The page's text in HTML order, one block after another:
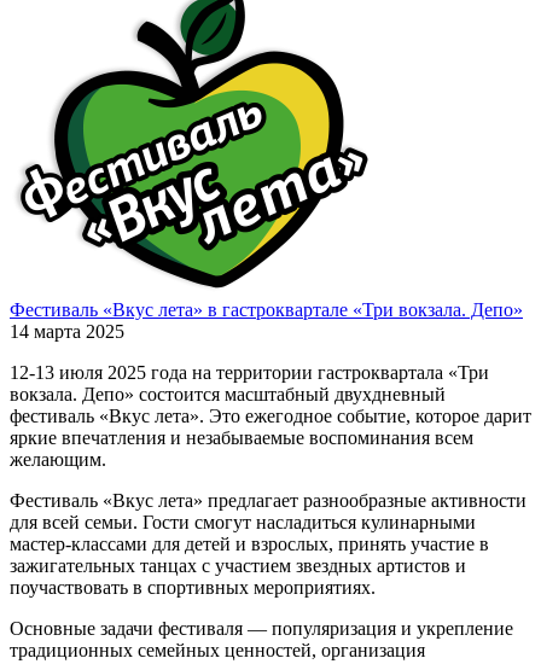
Фестиваль «Вкус лета» в гастроквартале «Три вокзала. Депо»
14 марта 2025
12-13 июля 2025 года на территории гастроквартала «Три
вокзала. Депо» состоится масштабный двухдневный
фестиваль «Вкус лета». Это ежегодное событие, которое дарит
яркие впечатления и незабываемые воспоминания всем
желающим.
Фестиваль «Вкус лета» предлагает разнообразные активности
для всей семьи. Гости смогут насладиться кулинарными
мастер-классами для детей и взрослых, принять участие в
зажигательных танцах с участием звездных артистов и
поучаствовать в спортивных мероприятиях.
Основные задачи фестиваля — популяризация и укрепление
традиционных семейных ценностей, организация